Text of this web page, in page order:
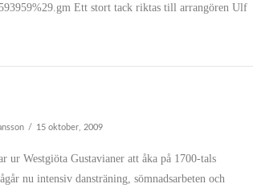
Ett stort tack riktas till arrangören Ulf
15 oktober, 2009
ur Westgiöta Gustavianer att åka på 1700-tals
nu intensiv dansträning, sömnadsarbeten och